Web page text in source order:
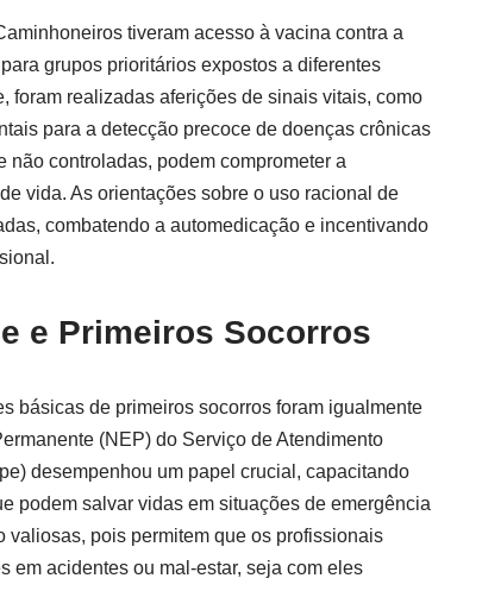
tiveram acesso à vacina contra a
grupos prioritários expostos a diferentes
foram realizadas aferições de sinais vitais, como
para a detecção precoce de doenças crônicas
não controladas, podem comprometer a
vida. As orientações sobre o uso racional de
combatendo a automedicação e incentivando
e Primeiros Socorros
básicas de primeiros socorros foram igualmente
(NEP) do Serviço de Atendimento
desempenhou um papel crucial, capacitando
podem salvar vidas em situações de emergência
valiosas, pois permitem que os profissionais
em acidentes ou mal-estar, seja com eles